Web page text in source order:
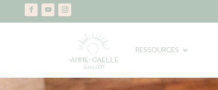
RESSOURCES